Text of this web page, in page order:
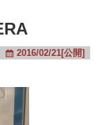
2016/02/21[公開]